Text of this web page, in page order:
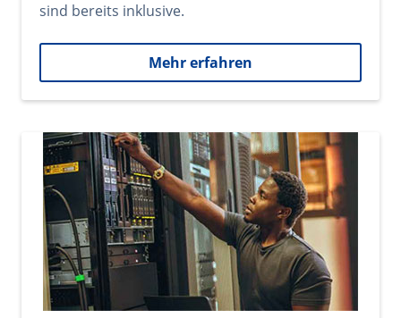
sind bereits inklusive.
Mehr erfahren